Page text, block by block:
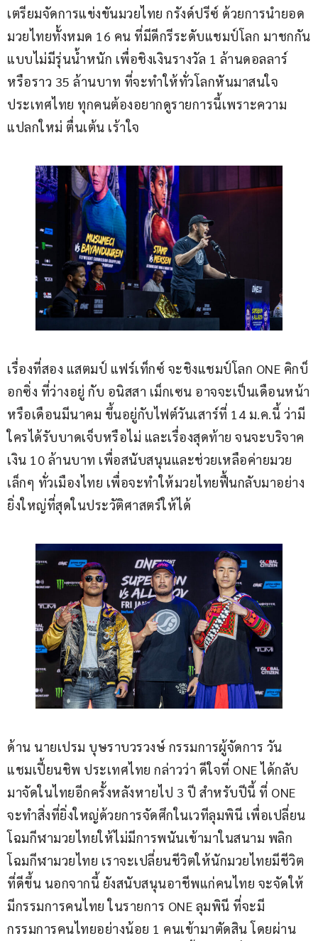
เตรียมจัดการแข่งขันมวยไทย กรังด์ปรีซ์ ด้วยการนำยอด
มวยไทยทั้งหมด 16 คน ที่มีดีกรีระดับแชมป์โลก มาชกกัน
แบบไม่มีรุ่นน้ำหนัก เพื่อชิงเงินรางวัล 1 ล้านดอลลาร์
หรือราว 35 ล้านบาท ที่จะทำให้ทั่วโลกหันมาสนใจ
ประเทศไทย ทุกคนต้องอยากดูรายการนี้เพราะความ
แปลกใหม่ ตื่นเต้น เร้าใจ
เรื่องที่สอง แสตมป์ แฟร์เท็กซ์ จะชิงแชมป์โลก ONE คิกบ็
อกซิ่ง ที่ว่างอยู่ กับ อนิสสา เม็กเซน อาจจะเป็นเดือนหน้า
หรือเดือนมีนาคม ขึ้นอยู่กับไฟต์วันเสาร์ที่ 14 ม.ค.นี้ ว่ามี
ใครได้รับบาดเจ็บหรือไม่ และเรื่องสุดท้าย จนจะบริจาค
เงิน 10 ล้านบาท เพื่อสนับสนุนและช่วยเหลือค่ายมวย
เล็กๆ ทั่วเมืองไทย เพื่อจะทำให้มวยไทยฟื้นกลับมาอย่าง
ยิ่งใหญ่ที่สุดในประวัติศาสตร์ให้ได้
ด้าน นายเปรม บุษราบวรวงษ์ กรรมการผู้จัดการ วัน
แชมเปี้ยนชิพ ประเทศไทย กล่าวว่า ดีใจที่ ONE ได้กลับ
มาจัดในไทยอีกครั้งหลังหายไป 3 ปี สำหรับปีนี้ ที่ ONE
จะทำสิ่งที่ยิ่งใหญ่ด้วยการจัดศึกในเวทีลุมพินี เพื่อเปลี่ยน
โฉมกีฬามวยไทยให้ไม่มีการพนันเข้ามาในสนาม พลิก
โฉมกีฬามวยไทย เราจะเปลี่ยนชีวิตให้นักมวยไทยมีชีวิต
ที่ดีขึ้น นอกจากนี้ ยังสนับสนุนอาชีพแก่คนไทย จะจัดให้
มีกรรมการคนไทย ในรายการ ONE ลุมพินี ที่จะมี
กรรมการคนไทยอย่างน้อย 1 คนเข้ามาตัดสิน โดยผ่าน